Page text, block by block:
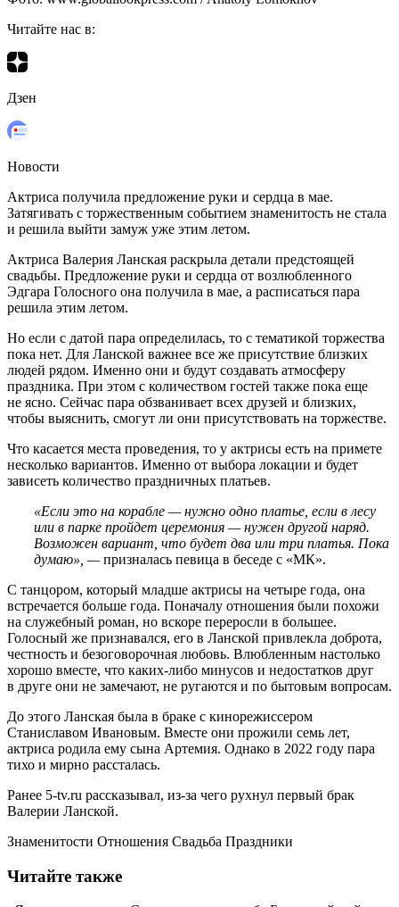
Читайте нас в:
Дзен
Новости
Актриса получила предложение руки и сердца в мае.
Затягивать с торжественным событием знаменитость не стала
и решила выйти замуж уже этим летом.
Актриса Валерия Ланская раскрыла детали предстоящей
свадьбы. Предложение руки и сердца от возлюбленного
Эдгара Голосного она получила в мае, а расписаться пара
решила этим летом.
Но если с датой пара определилась, то с тематикой торжества
пока нет. Для Ланской важнее все же присутствие близких
людей рядом. Именно они и будут создавать атмосферу
праздника. При этом с количеством гостей также пока еще
не ясно. Сейчас пара обзванивает всех друзей и близких,
чтобы выяснить, смогут ли они присутствовать на торжестве.
Что касается места проведения, то у актрисы есть на примете
несколько вариантов. Именно от выбора локации и будет
зависеть количество праздничных платьев.
«Если это на корабле — нужно одно платье, если в лесу
или в парке пройдет церемония — нужен другой наряд.
Возможен вариант, что будет два или три платья. Пока
думаю», —призналась певица в беседе с «МК».
С танцором, который младше актрисы на четыре года, она
встречается больше года. Поначалу отношения были похожи
на служебный роман, но вскоре переросли в большее.
Голосный же признавался, его в Ланской привлекла доброта,
честность и безоговорочная любовь. Влюбленным настолько
хорошо вместе, что каких-либо минусов и недостатков друг
в друге они не замечают, не ругаются и по бытовым вопросам.
До этого Ланская была в браке с кинорежиссером
Станиславом Ивановым. Вместе они прожили семь лет,
актриса родила ему сына Артемия. Однако в 2022 году пара
тихо и мирно рассталась.
Ранее 5-tv.ru рассказывал, из-за чего рухнул первый брак
Валерии Ланской.
Знаменитости Отношения Свадьба Праздники
Читайте также